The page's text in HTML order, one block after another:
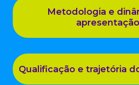
Metodologia e
Qualificação e trajetória